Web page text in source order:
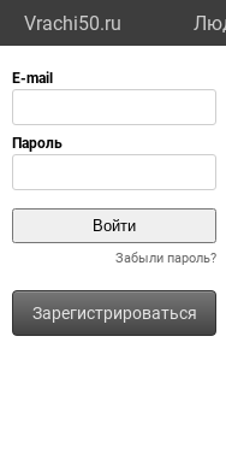
Vrachi50.ru
Забыли пароль?
Зарегистрироваться